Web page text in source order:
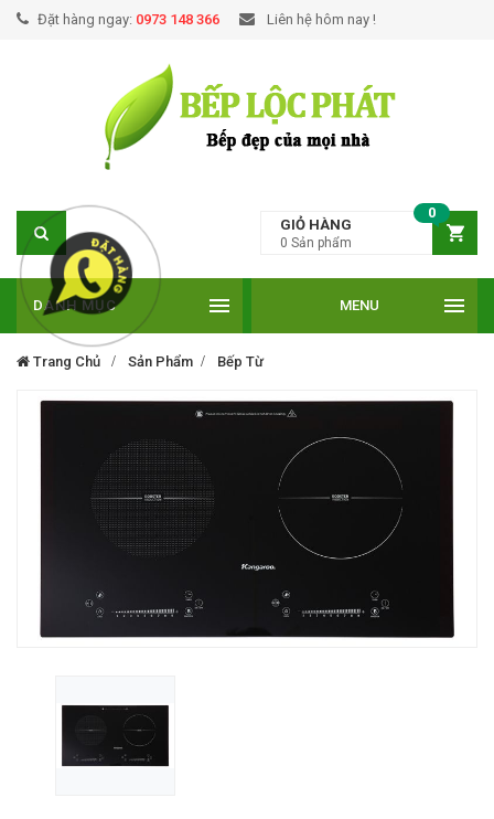
Đặt hàng ngay: 0973 148 366 Liên hệ hôm nay !
GIỎ HÀNG
0
0 Sản phẩm
DANH MỤC MENU
Trang Chủ Sản Phẩm Bếp Từ